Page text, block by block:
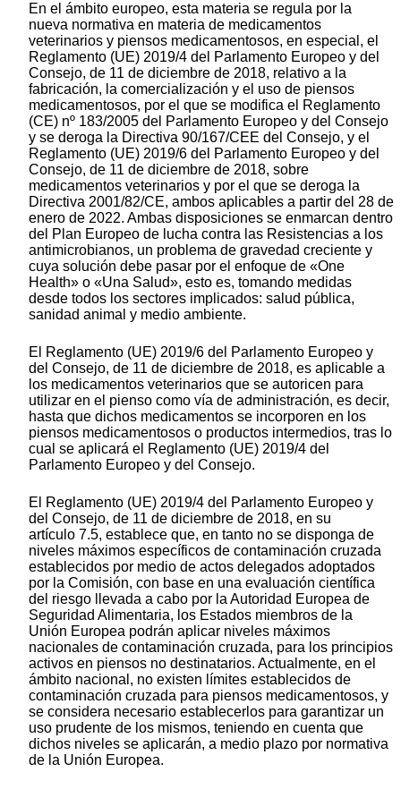
En el ámbito europeo, esta materia se regula por la
nueva normativa en materia de medicamentos
veterinarios y piensos medicamentosos, en especial, el
Reglamento (UE) 2019/4 del Parlamento Europeo y del
Consejo, de 11 de diciembre de 2018, relativo a la
fabricación, la comercialización y el uso de piensos
medicamentosos, por el que se modifica el Reglamento
(CE) nº 183/2005 del Parlamento Europeo y del Consejo
y se deroga la Directiva 90/167/CEE del Consejo, y el
Reglamento (UE) 2019/6 del Parlamento Europeo y del
Consejo, de 11 de diciembre de 2018, sobre
medicamentos veterinarios y por el que se deroga la
Directiva 2001/82/CE, ambos aplicables a partir del 28 de
enero de 2022. Ambas disposiciones se enmarcan dentro
del Plan Europeo de lucha contra las Resistencias a los
antimicrobianos, un problema de gravedad creciente y
cuya solución debe pasar por el enfoque de «One
Health» o «Una Salud», esto es, tomando medidas
desde todos los sectores implicados: salud pública,
sanidad animal y medio ambiente.
El Reglamento (UE) 2019/6 del Parlamento Europeo y
del Consejo, de 11 de diciembre de 2018, es aplicable a
los medicamentos veterinarios que se autoricen para
utilizar en el pienso como vía de administración, es decir,
hasta que dichos medicamentos se incorporen en los
piensos medicamentosos o productos intermedios, tras lo
cual se aplicará el Reglamento (UE) 2019/4 del
Parlamento Europeo y del Consejo.
El Reglamento (UE) 2019/4 del Parlamento Europeo y
del Consejo, de 11 de diciembre de 2018, en su
artículo 7.5, establece que, en tanto no se disponga de
niveles máximos específicos de contaminación cruzada
establecidos por medio de actos delegados adoptados
por la Comisión, con base en una evaluación científica
del riesgo llevada a cabo por la Autoridad Europea de
Seguridad Alimentaria, los Estados miembros de la
Unión Europea podrán aplicar niveles máximos
nacionales de contaminación cruzada, para los principios
activos en piensos no destinatarios. Actualmente, en el
ámbito nacional, no existen límites establecidos de
contaminación cruzada para piensos medicamentosos, y
se considera necesario establecerlos para garantizar un
uso prudente de los mismos, teniendo en cuenta que
dichos niveles se aplicarán, a medio plazo por normativa
de la Unión Europea.